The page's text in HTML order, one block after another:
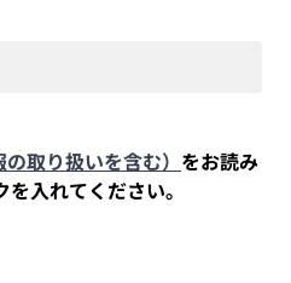
取り扱いを含む） をお読み
入れてください。